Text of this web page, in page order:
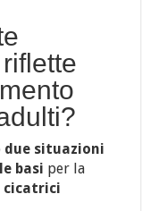
due situazioni
basi per la
cicatrici